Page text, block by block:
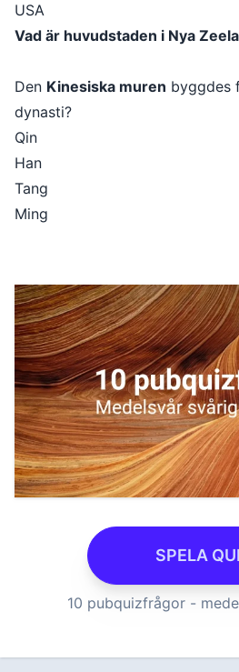
USA
Vad är huvudstaden i Nya
Den Kinesiska muren byggdes
dynasti?
Qin
Han
Tang
Ming
SPELA
10 pubquizfrågor -